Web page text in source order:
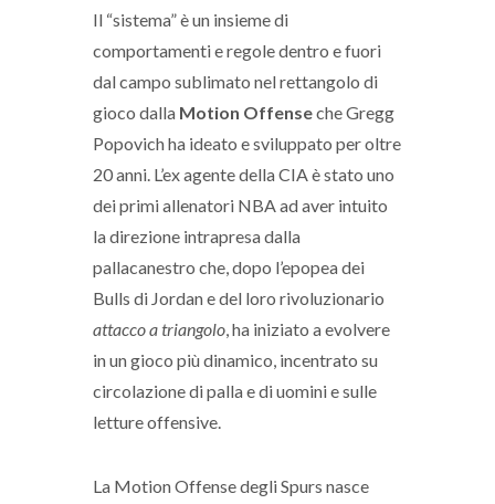
Il “sistema” è un insieme di
comportamenti e regole dentro e fuori
dal campo sublimato nel rettangolo di
gioco dalla Motion Offenseche Gregg
Popovich ha ideato e sviluppato per oltre
20 anni. L’ex agente della CIA è stato uno
dei primi allenatori NBA ad aver intuito
la direzione intrapresa dalla
pallacanestro che, dopo l’epopea dei
Bulls di Jordan e del loro rivoluzionario
attacco a triangolo , ha iniziato a evolvere
in un gioco più dinamico, incentrato su
circolazione di palla e di uomini e sulle
letture offensive.
La Motion Offense degli Spurs nasce